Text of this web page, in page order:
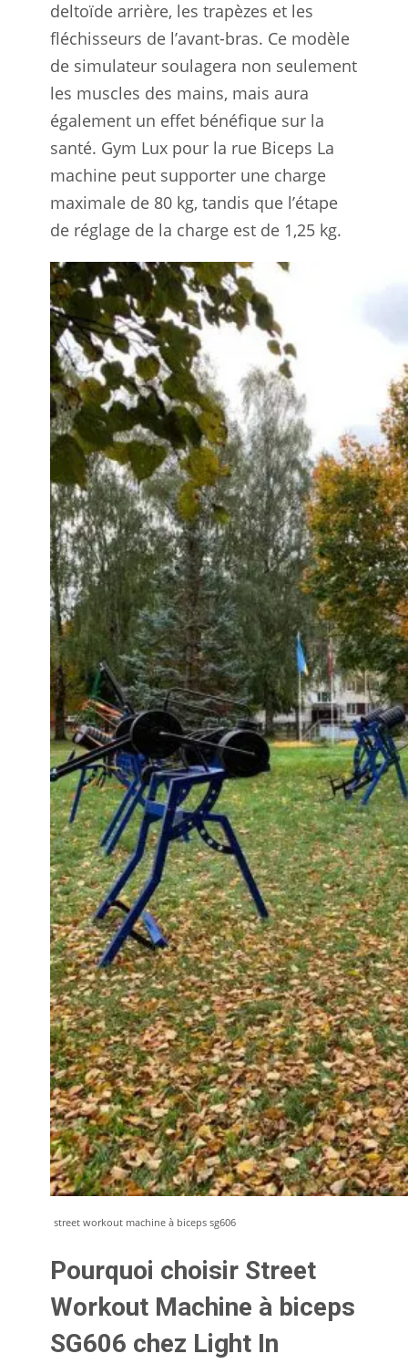
deltoïde arrière, les trapèzes et les
fléchisseurs de l’avant-bras. Ce modèle
de simulateur soulagera non seulement
les muscles des mains, mais aura
également un effet bénéfique sur la
santé. Gym Lux pour la rue Biceps La
machine peut supporter une charge
maximale de 80 kg, tandis que l’étape
de réglage de la charge est de 1,25 kg.
street workout machine à biceps sg606
Pourquoi choisir Street
Workout Machine à biceps
SG606 chez Light In